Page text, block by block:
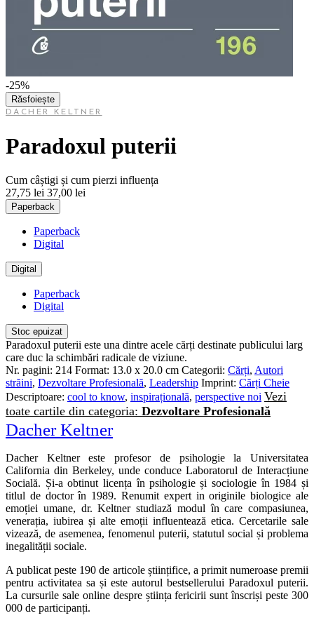
-25%
Răsfoiește
DACHER KELTNER
Paradoxul puterii
Cum câștigi și cum pierzi influența
27,75 lei 37,00 lei
Paperback
Paperback
Digital
Digital
Paperback
Digital
Stoc epuizat
Paradoxul puterii este una dintre acele cărți destinate publicului larg
care duc la schimbări radicale de viziune.
Nr. pagini: 214 Format: 13.0 x 20.0 cm Categorii: Cărți, Autori
străini, Dezvoltare Profesională, Leadership Imprint: Cărți Cheie
Descriptoare: cool to know, inspirațională, perspective noi Vezi
toate cartile din categoria: Dezvoltare Profesională
Dacher Keltner
Dacher Keltner este profesor de psihologie la Universitatea
California din Berkeley, unde conduce Laboratorul de Interacțiune
Socială. Și-a obtinut licența în psihologie și sociologie în 1984 și
titlul de doctor în 1989. Renumit expert in originile biologice ale
emoției umane, dr. Keltner studiază modul în care compasiunea,
venerația, iubirea și alte emoții influentează etica. Cercetarile sale
vizează, de asemenea, fenomenul puterii, statutul social și problema
inegalității sociale.
A publicat peste 190 de articole științifice, a primit numeroase premii
pentru activitatea sa și este autorul bestsellerului Paradoxul puterii.
La cursurile sale online despre știința fericirii sunt înscriși peste 300
000 de participanți.